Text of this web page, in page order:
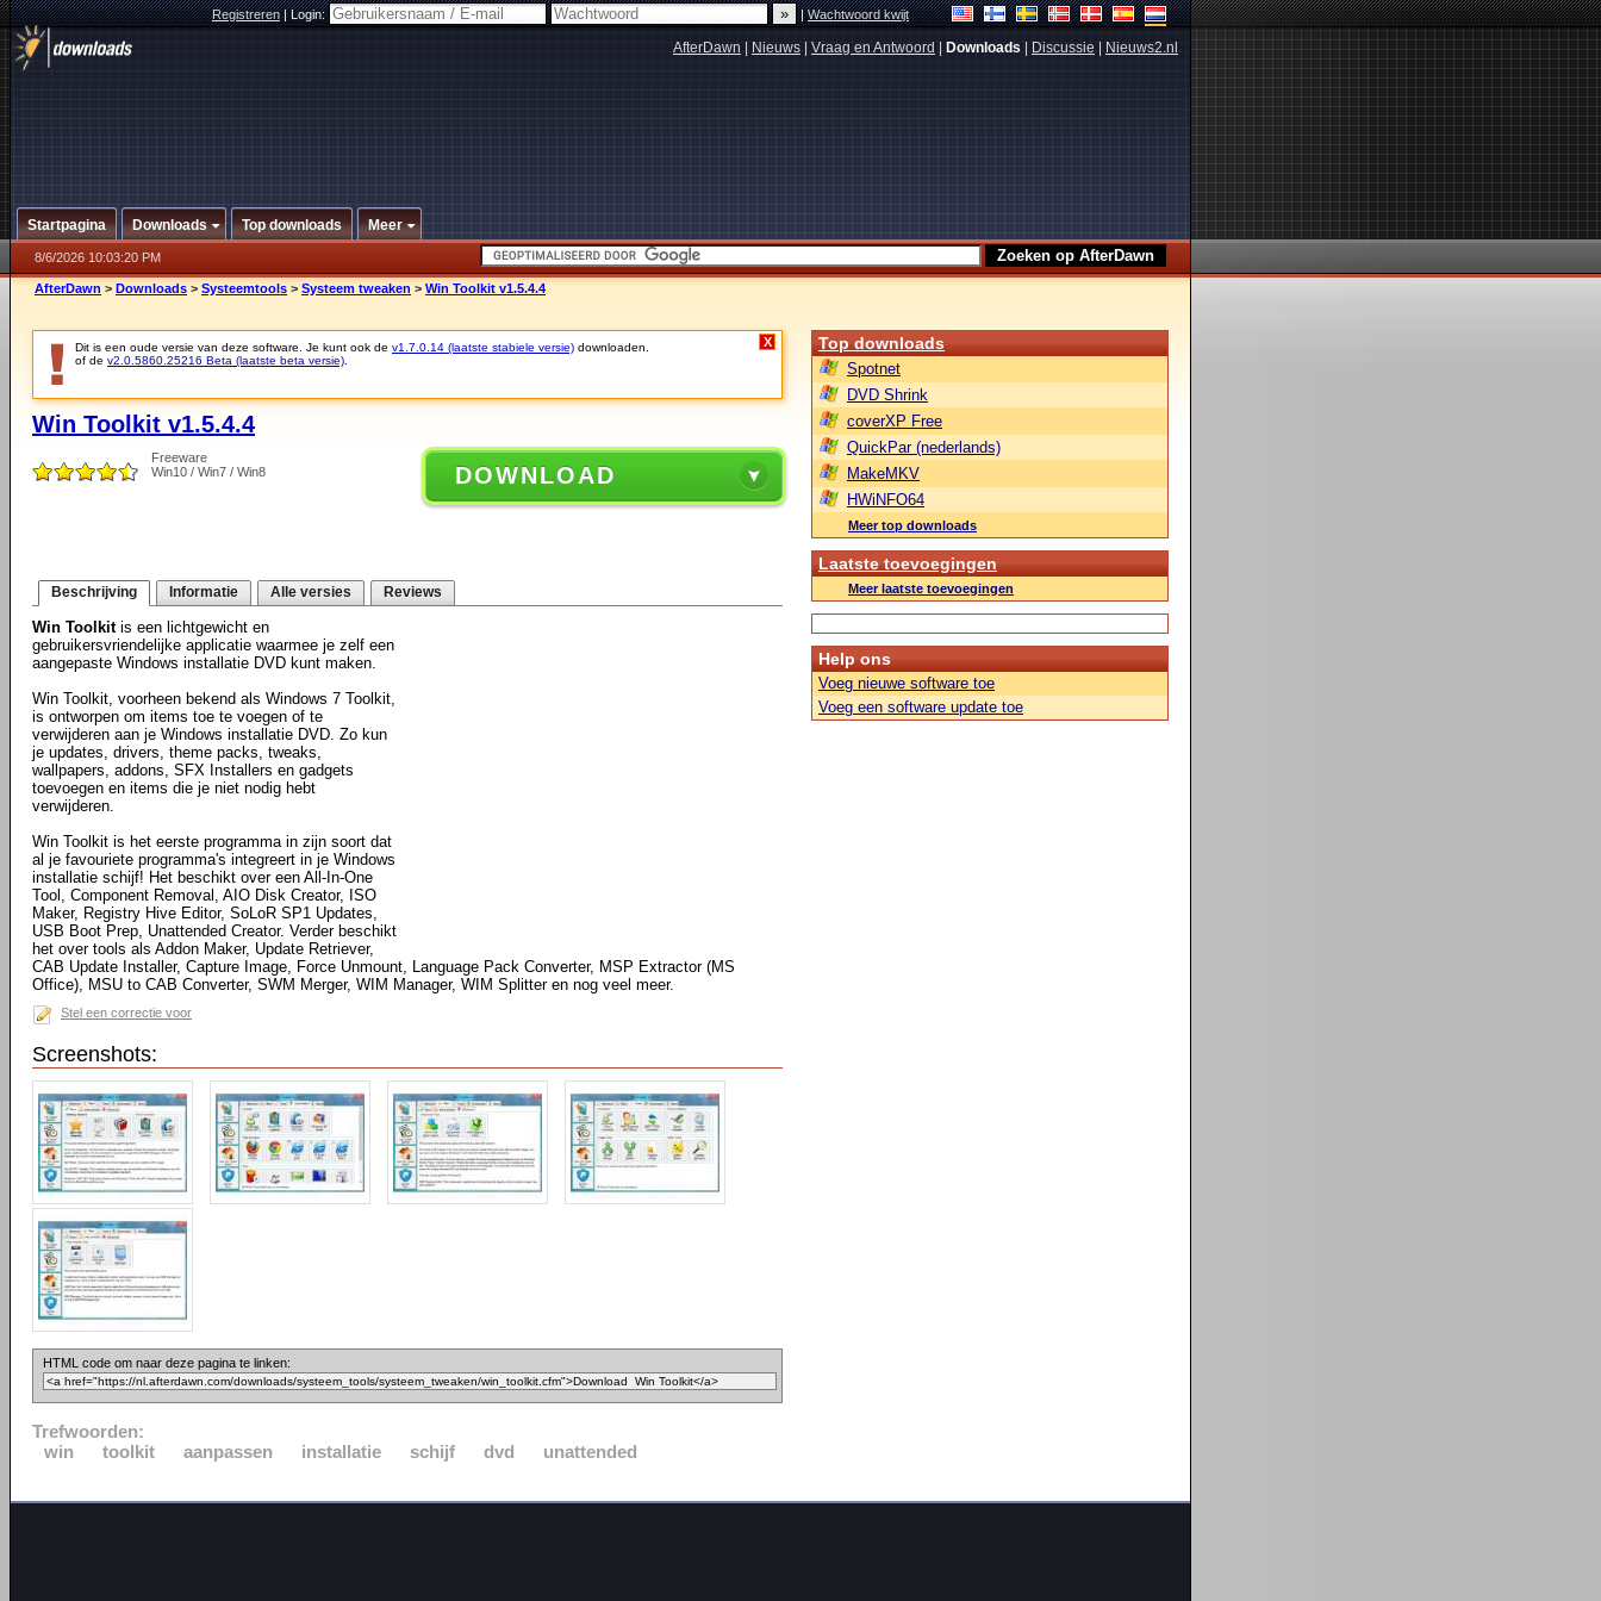
Registreren|Login: |Wachtwoord kwijt
AfterDawn Nieuws Vraag en Antwoord Downloads Discussie Nieuws2.nl
Startpagina Downloads Top downloads Meer
8/6/2026 10:03:20 PM
AfterDawn > Downloads > Systeemtools > Systeem tweaken > Win Toolkit v1.5.4.4
Dit is een oude versie van deze software. Je kunt ook de v1.7.0.14 (laatste stabiele versie) downloaden.
of de v2.0.5860.25216 Beta (laatste beta versie)
X
Win Toolkit v1.5.4.4
Freeware
Win10 / Win7 / Win8
DOWNLOAD
Beschrijving Informatie Alle versies Reviews
Win Toolkitis een lichtgewicht en
gebruikersvriendelijke applicatie waarmee je zelf een
aangepaste Windows installatie DVD kunt maken.
Win Toolkit, voorheen bekend als Windows 7 Toolkit,
is ontworpen om items toe te voegen of te
verwijderen aan je Windows installatie DVD. Zo kun
je updates, drivers, theme packs, tweaks,
wallpapers, addons, SFX Installers en gadgets
toevoegen en items die je niet nodig hebt
verwijderen.
Win Toolkit is het eerste programma in zijn soort dat
al je favouriete programma's integreert in je Windows
installatie schijf! Het beschikt over een All-In-One
Tool, Component Removal, AIO Disk Creator, ISO
Maker, Registry Hive Editor, SoLoR SP1 Updates,
USB Boot Prep, Unattended Creator. Verder beschikt
het over tools als Addon Maker, Update Retriever,
CAB Update Installer, Capture Image, Force Unmount, Language Pack Converter, MSP Extractor (MS
Office), MSU to CAB Converter, SWM Merger, WIM Manager, WIM Splitter en nog veel meer.
Stel een correctie voor
Screenshots:
HTML code om naar deze pagina te linken:
Trefwoorden:
win
toolkit aanpassen installatie schijf dvd unattended
Top downloads
Spotnet
DVD Shrink
coverXP Free
QuickPar (nederlands)
MakeMKV
HWiNFO64
Meer top downloads
Laatste toevoegingen
Meer laatste toevoegingen
Help ons
Voeg nieuwe software toe
Voeg een software update toe